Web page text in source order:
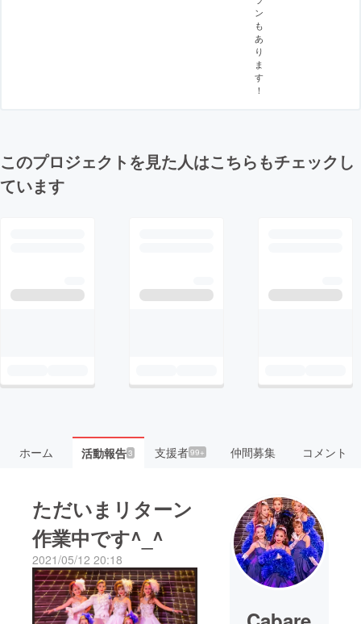
ン
も
あ
り
ま
す
！
このプロジェクトを見た人はこちらもチェックし
ています
ホーム 活動報告3 支援者99+ 仲間募集 コメント
ただいまリターン
作業中です^_^
2021/05/12 20:18